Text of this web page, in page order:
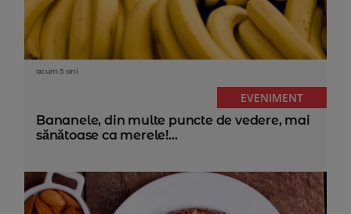
acum 5 ani
EVENIMENT
Bananele, din multe puncte de vedere, mai
sănătoase ca merele!...